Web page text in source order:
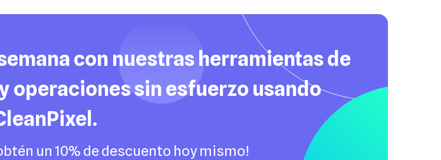
con nuestras herramientas de
operaciones sin esfuerzo usando
un 10% de descuento hoy mismo!